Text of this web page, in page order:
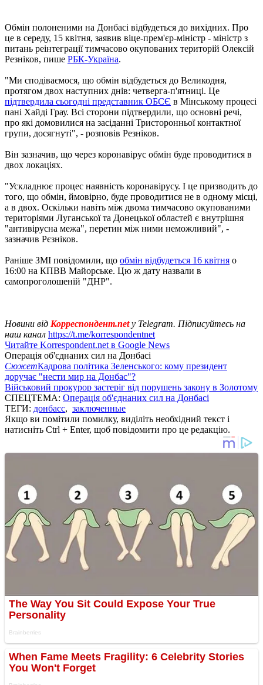
Обмін полоненими на Донбасі відбудеться до вихідних. Про
це в середу, 15 квітня, заявив віце-прем'єр-міністр - міністр з
питань реінтеграції тимчасово окупованих територій Олексій
Резніков, пише РБК-Україна.
"Ми сподіваємося, що обмін відбудеться до Великодня,
протягом двох наступних днів: четверга-п'ятниці. Це
підтвердила сьогодні представник ОБСЄ в Мінському процесі
пані Хайді Грау. Всі сторони підтвердили, що основні речі,
про які домовилися на засіданні Тристоронньої контактної
групи, досягнуті", - розповів Резніков.
Він зазначив, що через коронавірус обмін буде проводитися в
двох локаціях.
"Ускладнює процес наявність коронавірусу. І це призводить до
того, що обмін, ймовірно, буде проводитися не в одному місці,
а в двох. Оскільки навіть між двома тимчасово окупованими
територіями Луганської та Донецької областей є внутрішня
"антивірусна межа", перетин між ними неможливий", -
зазначив Рєзніков.
Раніше ЗМІ повідомили, що обмін відбудеться 16 квітня о
16:00 на КПВВ Майорське. Цю ж дату назвали в
самопроголошеній "ДНР".
Новини від Корреспондент.net у Telegram. Підписуйтесь на
наш канал https://t.me/korrespondentnet
Читайте Korrespondent.net в Google News
Операція об'єднаних сил на Донбасі
СюжетКадрова політика Зеленського: кому президент
доручає "нести мир на Донбас"?
Військовий прокурор застеріг від порушень закону в Золотому
СПЕЦТЕМА: Операція об'єднаних сил на Донбасі
ТЕГИ: донбасс, заключенные
Якщо ви помітили помилку, виділіть необхідний текст і
натисніть Ctrl + Enter, щоб повідомити про це редакцію.